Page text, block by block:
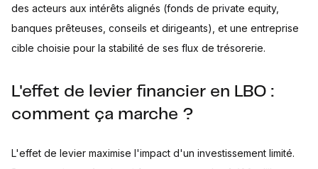
des acteurs aux intérêts alignés (fonds de private equity,
banques prêteuses, conseils et dirigeants), et une entreprise
cible choisie pour la stabilité de ses flux de trésorerie.
L'effet de levier financier en LBO :
comment ça marche ?
L'effet de levier maximise l'impact d'un investissement limité.